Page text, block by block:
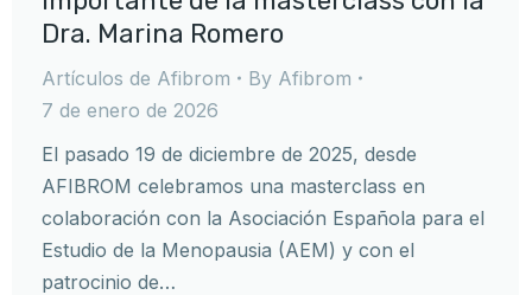
Dra. Marina Romero
Artículos de Afibrom By Afibrom
7 de enero de 2026
El pasado 19 de diciembre de 2025, desde
AFIBROM celebramos una masterclass en
colaboración con la Asociación Española para el
Estudio de la Menopausia (AEM) y con el
patrocinio de…